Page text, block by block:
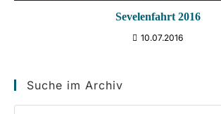
Sevelenfahrt 2016
10.07.2016
Suche im Archiv